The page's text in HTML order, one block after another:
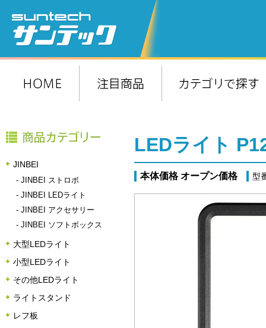
LEDライト
本体価格 オープン価格 型
JINBEI
- JINBEI ストロボ
- JINBEI LEDライト
- JINBEI アクセサリー
- JINBEI ソフトボックス
大型LEDライト
小型LEDライト
その他LEDライト
ライトスタンド
レフ板